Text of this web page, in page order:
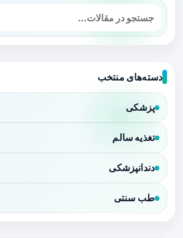
دسته‌های منتخب
پزشکی
تغذیه سالم
دندانپزشکی
طب سنتی